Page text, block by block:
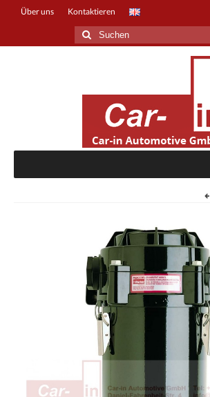
Über uns Kontaktieren
Suche
nach: